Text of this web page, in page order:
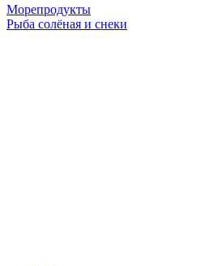
Морепродукты
Рыба солёная и снеки